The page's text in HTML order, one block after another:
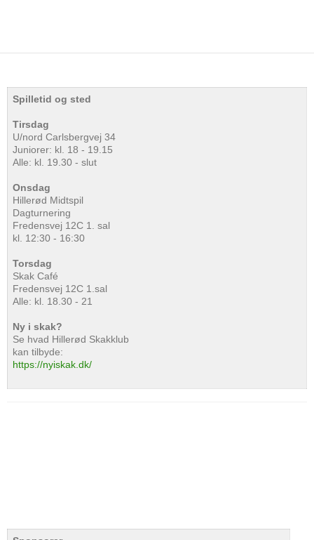
Spilletid og sted
Tirsdag
U/nord Carlsbergvej 34
Juniorer: kl. 18 - 19.15
Alle: kl. 19.30 - slut
Onsdag
Hillerød Midtspil
Dagturnering
Fredensvej 12C 1. sal
kl. 12:30 - 16:30
Torsdag
Skak Café
Fredensvej 12C 1.sal
Alle: kl. 18.30 - 21
Ny i skak?
Se hvad Hillerød Skakklub
kan tilbyde:
https://nyiskak.dk/